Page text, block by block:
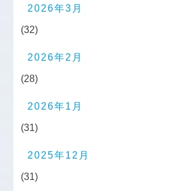
2026年3月
(32)
2026年2月
(28)
2026年1月
(31)
2025年12月
(31)